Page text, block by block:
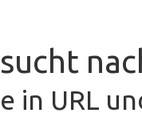
in URL